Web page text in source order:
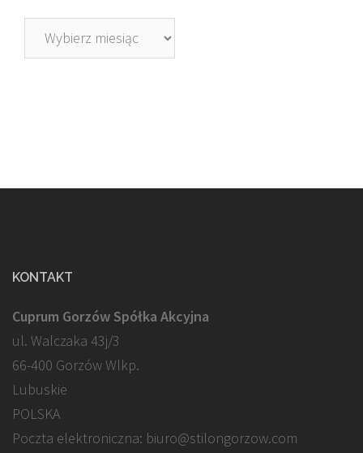
Archiwa
KONTAKT
Cuprum Gorzów Spółka Akcyjna
ul. Walczaka 43j/3
66-400 Gorzów Wlkp.
Lubuskie
POLSKA
Poczta elektroniczna: biuro@stilongorzow.com